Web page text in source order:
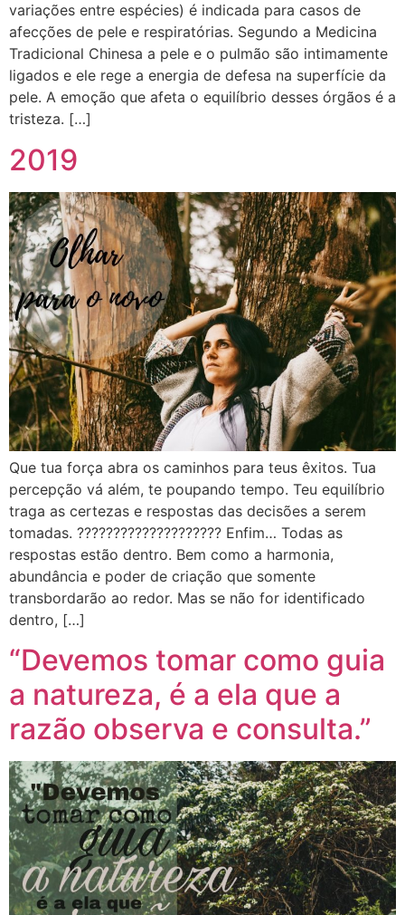
variações entre espécies) é indicada para casos de
afecções de pele e respiratórias. Segundo a Medicina
Tradicional Chinesa a pele e o pulmão são intimamente
ligados e ele rege a energia de defesa na superfície da
pele. A emoção que afeta o equilíbrio desses órgãos é a
tristeza. […]
2019
Que tua força abra os caminhos para teus êxitos. Tua
percepção vá além, te poupando tempo. Teu equilíbrio
traga as certezas e respostas das decisões a serem
tomadas. ???????????????????? Enfim… Todas as
respostas estão dentro. Bem como a harmonia,
abundância e poder de criação que somente
transbordarão ao redor. Mas se não for identificado
dentro, […]
“Devemos tomar como guia
a natureza, é a ela que a
razão observa e consulta.”